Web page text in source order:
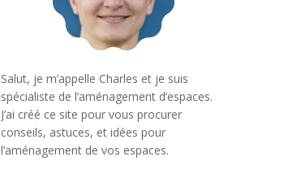
Salut, je m’appelle Charles et je suis
spécialiste de l’aménagement d’espaces.
J’ai créé ce site pour vous procurer
conseils, astuces, et idées pour
l’aménagement de vos espaces.